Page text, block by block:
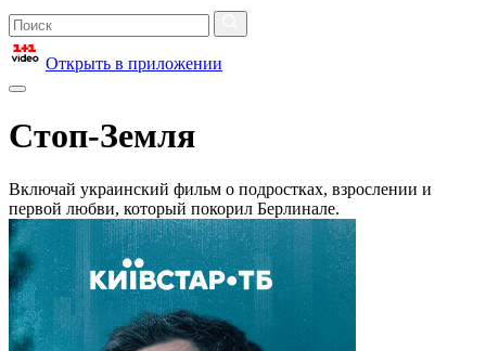
Открыть в приложении
Стоп-Земля
Включай украинский фильм о подростках, взрослении и
первой любви, который покорил Берлинале.